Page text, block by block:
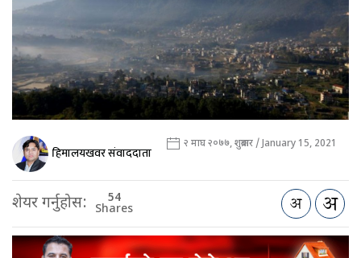
हिमालयखवर संवाददाता २ माघ २०७७, शुक्रबार / January 15, 2021
शेयर गर्नुहोस: 54
Shares